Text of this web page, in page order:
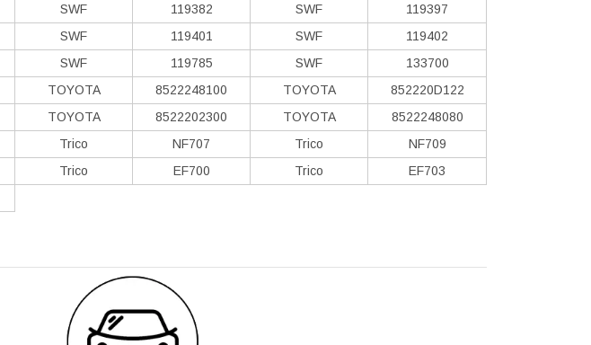
SWF 119382 SWF
119397
SWF 119401 SWF
119402
SWF 119785 SWF
133700
TOYOTA 8522248100 TOYOTA
852220D122
TOYOTA 8522202300 TOYOTA
8522248080
Trico NF707 Trico
NF709
Trico EF700 Trico
EF703